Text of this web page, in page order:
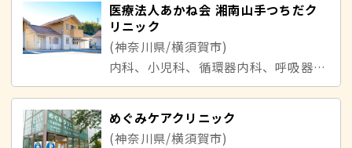
医療法人あかね会 湘南山手つちだク
リニック
(神奈川県/横須賀市)
内科、小児科、循環器内科、呼吸器内科、消化器内科
めぐみケアクリニック
(神奈川県/横須賀市)